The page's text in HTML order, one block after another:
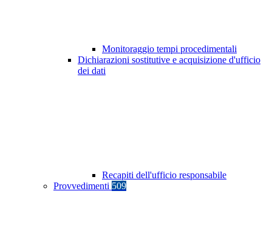
Monitoraggio tempi procedimentali
Dichiarazioni sostitutive e acquisizione d'ufficio
dei dati
Recapiti dell'ufficio responsabile
Provvedimenti 509